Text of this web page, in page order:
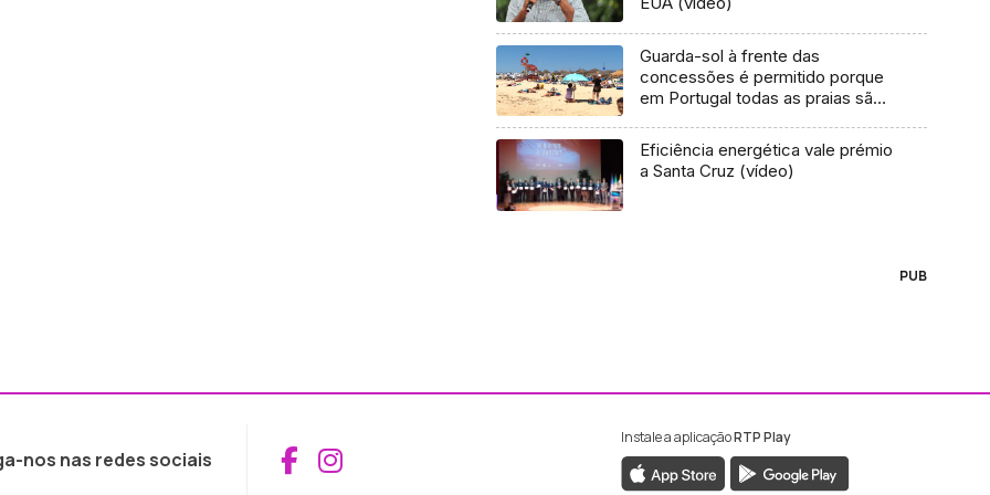
Guarda-sol à frente das
concessões é permitido porque
em Portugal todas as praias são
Eficiência energética vale prémio
a Santa Cruz (vídeo)
PUB
nos nas redes sociais Aceder ao Facebook da RTP Madeira
Aceder ao Instagram da RTP Madeira
Instale a aplicaçãoRTP Play